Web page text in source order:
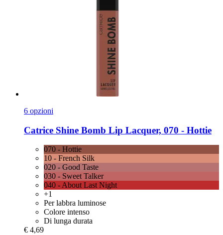
6 opzioni
Catrice Shine Bomb Lip Lacquer, 070 -​ Hottie
070 - Hottie
10 - French Silk
020 - Good Taste
030 - Sweet Talker
040 - About Last Night
+1
Per labbra luminose
Colore intenso
Di lunga durata
€ 4,69